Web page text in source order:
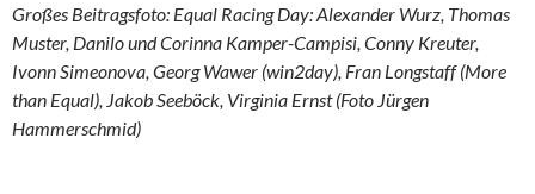
Großes Beitragsfoto: Equal Racing Day:Alexander Wurz, Thomas
Muster, Danilo und Corinna Kamper-Campisi, Conny Kreuter,
Ivonn Simeonova, Georg Wawer (win2day), Fran Longstaff (More
than Equal), Jakob Seeböck, Virginia Ernst (Foto Jürgen
Hammerschmid)